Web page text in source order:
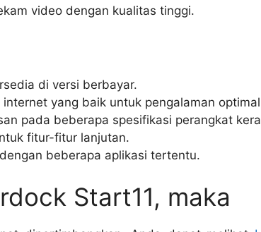
video dengan kualitas tinggi.
di versi berbayar.
yang baik untuk pengalaman
pada beberapa spesifikasi perangkat
fitur-fitur lanjutan.
beberapa aplikasi tertentu.
Start11, maka